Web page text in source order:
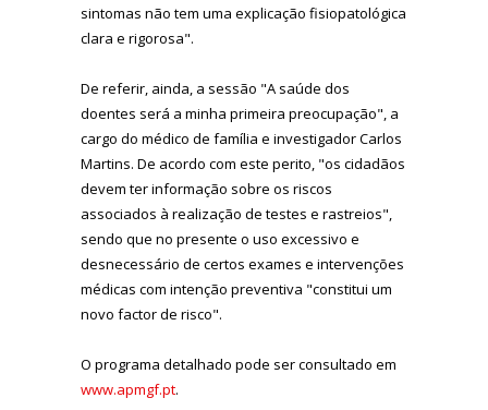
sintomas não tem uma explicação fisiopatológica
clara e rigorosa".
De referir, ainda, a sessão "A saúde dos
doentes será a minha primeira preocupação", a
cargo do médico de família e investigador Carlos
Martins. De acordo com este perito, "os cidadãos
devem ter informação sobre os riscos
associados à realização de testes e rastreios",
sendo que no presente o uso excessivo e
desnecessário de certos exames e intervenções
médicas com intenção preventiva "constitui um
novo factor de risco".
O programa detalhado pode ser consultado em
www.apmgf.pt.